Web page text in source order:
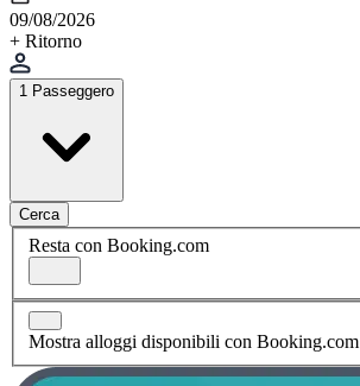
09/08/2026
+ Ritorno
1 Passeggero
Cerca
Resta con Booking.com
Mostra alloggi disponibili con Booking.com